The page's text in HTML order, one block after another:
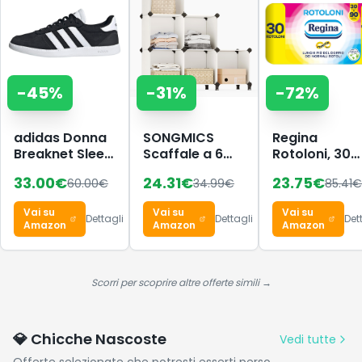
-45%
adidas Donna
Breaknet Sleek
Black/Ftwr
White/Core
Black, 38 EU
33.00€60.00€
Vai su
Amazon
Dettagli
-31%
SONGMICS
Scaffale a 6
Organizzatore
Modulare,
Portaoggetti in
Plastica con
Piedini,
Cubo 30 x 30 x
Camera da
Letto, Martello
24.31€34.99€
Vai su
Amazon
Dettagli
-72%
Regina
Rotoloni, 30
Carta
a 2 Veli
23.75€85.41€
Vai su
Amazon
Scorri per scoprire altre offerte simili →
💎 Chicche Nascoste
Vedi tutte